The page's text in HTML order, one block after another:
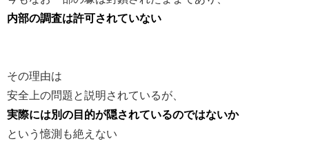
内部の調査は許可されていない
その理由は
安全上の問題と説明されているが、
実際には別の目的が隠されているのではないか
という憶測も絶えない